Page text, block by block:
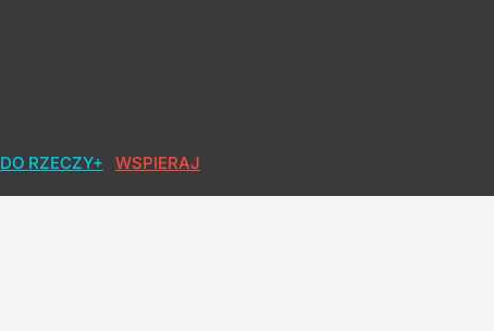
DO RZECZY+ WSPIERAJ